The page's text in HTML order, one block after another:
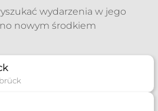
wydarzenia w jego
nowym środkiem